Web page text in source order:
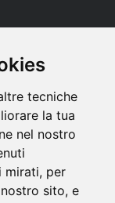
tecniche
la tua
nel nostro
mirati, per
sito, e